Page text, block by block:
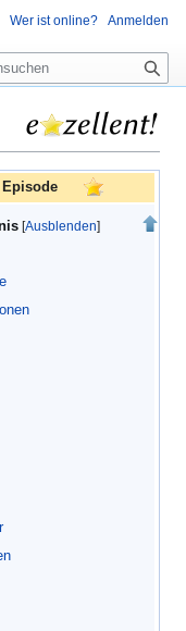
Wer ist online? Anmelden